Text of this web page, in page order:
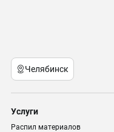
Челябинск
Услуги
Распил материалов